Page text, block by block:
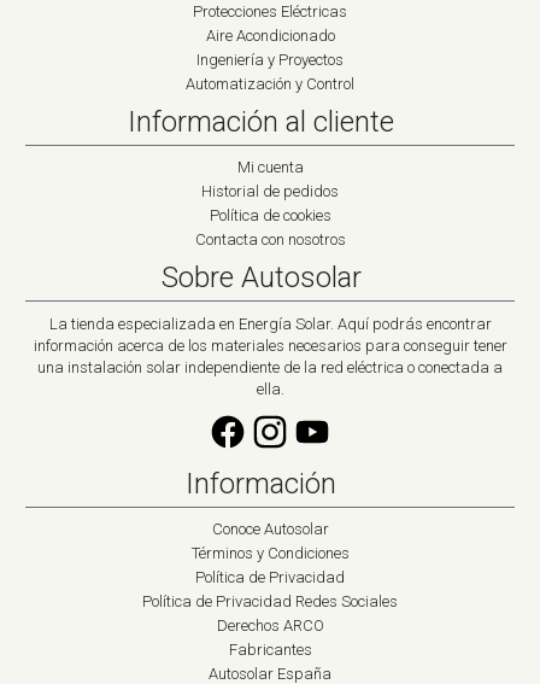
Protecciones Eléctricas
Aire Acondicionado
Ingeniería y Proyectos
Automatización y Control
Información al cliente
Mi cuenta
Historial de pedidos
Política de cookies
Contacta con nosotros
Sobre Autosolar
La tienda especializada en Energía Solar. Aquí podrás encontrar
información acerca de los materiales necesarios para conseguir tener
una instalación solar independiente de la red eléctrica o conectada a
ella.
Información
Conoce Autosolar
Términos y Condiciones
Política de Privacidad
Política de Privacidad Redes Sociales
Derechos ARCO
Fabricantes
Autosolar España